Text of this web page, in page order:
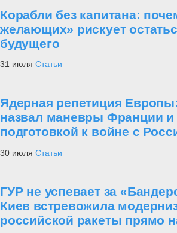
Корабли без капитана:
желающих» рискует
будущего
31 июля Статьи
Ядерная репетиция
назвал маневры Франции и
подготовкой к войне с
30 июля Статьи
ГУР не успевает за
Киев встревожила
российской ракеты прямо